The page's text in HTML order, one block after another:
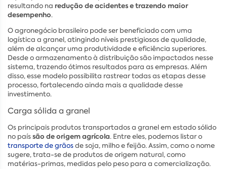
resultando na redução de acidentes e trazendo maior
desempenho.
O agronegócio brasileiro pode ser beneficiado com uma
logística a granel, atingindo níveis prestigiosos de qualidade,
além de alcançar uma produtividade e eficiência superiores.
Desde o armazenamento à distribuição são impactados nesse
sistema, trazendo ótimos resultados para as empresas. Além
disso, esse modelo possibilita rastrear todas as etapas desse
processo, fortalecendo ainda mais a qualidade desse
investimento.
Carga sólida a granel
Os principais produtos transportados a granel em estado sólido
no paíssão de origem agrícola. Entre eles, podemos listar o
transporte de grãosde soja, milho e feijão. Assim, como o nome
sugere, trata-se de produtos de origem natural, como
matérias-primas, medidas pelo peso para a comercialização.